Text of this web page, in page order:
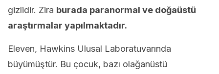
gizlidir. Zira burada paranormal ve doğaüstü
araştırmalar yapılmaktadır.
Eleven, Hawkins Ulusal Laboratuvarında
büyümüştür. Bu çocuk, bazı olağanüstü